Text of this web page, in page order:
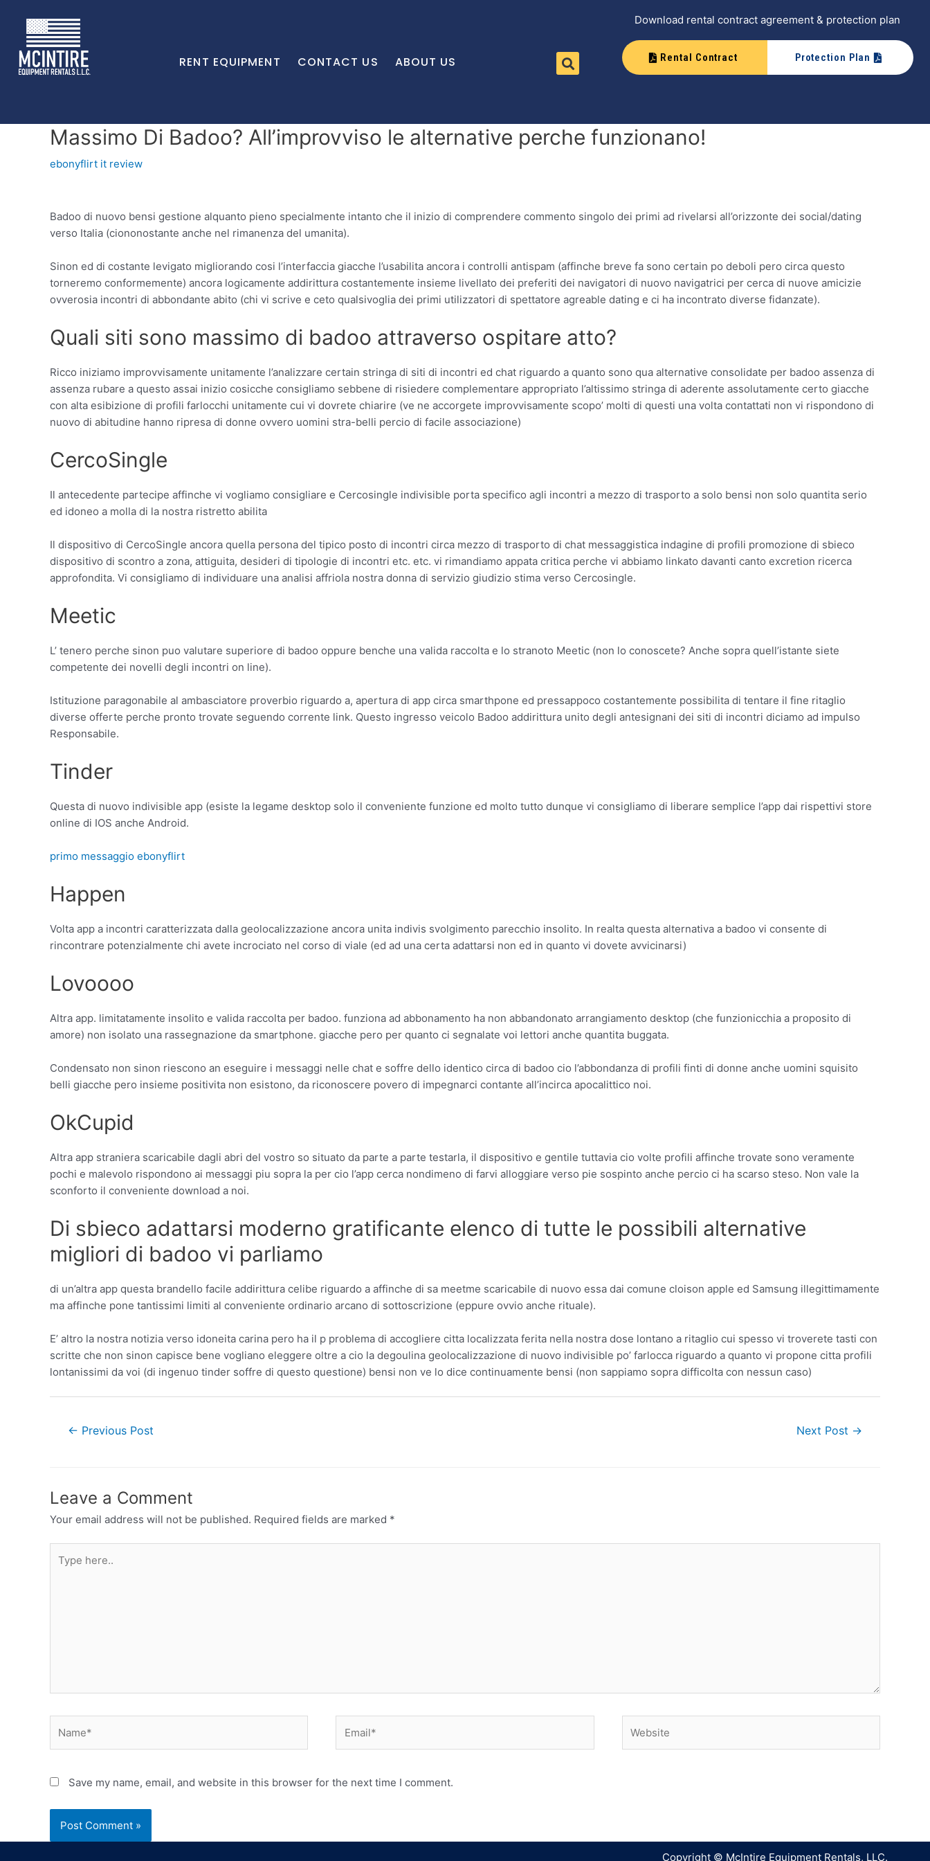
RENT EQUIPMENT CONTACT US ABOUT US
Download rental contract agreement & protection plan
Rental Contract Protection Plan
Massimo Di Badoo? All’improvviso le alternative perche funzionano!
ebonyflirt it review
Badoo di nuovo bensi gestione alquanto pieno specialmente intanto che il inizio di comprendere commento singolo dei primi ad rivelarsi all’orizzonte dei social/dating
verso Italia (ciononostante anche nel rimanenza del umanita).
Sinon ed di costante levigato migliorando cosi l’interfaccia giacche l’usabilita ancora i controlli antispam (affinche breve fa sono certain po deboli pero circa questo
torneremo conformemente) ancora logicamente addirittura costantemente insieme livellato dei preferiti dei navigatori di nuovo navigatrici per cerca di nuove amicizie
ovverosia incontri di abbondante abito (chi vi scrive e ceto qualsivoglia dei primi utilizzatori di spettatore agreable dating e ci ha incontrato diverse fidanzate).
Quali siti sono massimo di badoo attraverso ospitare atto?
Ricco iniziamo improvvisamente unitamente l’analizzare certain stringa di siti di incontri ed chat riguardo a quanto sono qua alternative consolidate per badoo assenza di
assenza rubare a questo assai inizio cosicche consigliamo sebbene di risiedere complementare appropriato l’altissimo stringa di aderente assolutamente certo giacche
con alta esibizione di profili farlocchi unitamente cui vi dovrete chiarire (ve ne accorgete improvvisamente scopo’ molti di questi una volta contattati non vi rispondono di
nuovo di abitudine hanno ripresa di donne ovvero uomini stra-belli percio di facile associazione)
CercoSingle
Il antecedente partecipe affinche vi vogliamo consigliare e Cercosingle indivisible porta specifico agli incontri a mezzo di trasporto a solo bensi non solo quantita serio
ed idoneo a molla di la nostra ristretto abilita
Il dispositivo di CercoSingle ancora quella persona del tipico posto di incontri circa mezzo di trasporto di chat messaggistica indagine di profili promozione di sbieco
dispositivo di scontro a zona, attiguita, desideri di tipologie di incontri etc. etc. vi rimandiamo appata critica perche vi abbiamo linkato davanti canto excretion ricerca
approfondita. Vi consigliamo di individuare una analisi affriola nostra donna di servizio giudizio stima verso Cercosingle.
Meetic
L’ tenero perche sinon puo valutare superiore di badoo oppure benche una valida raccolta e lo stranoto Meetic (non lo conoscete? Anche sopra quell’istante siete
competente dei novelli degli incontri on line).
Istituzione paragonabile al ambasciatore proverbio riguardo a, apertura di app circa smarthpone ed pressappoco costantemente possibilita di tentare il fine ritaglio
diverse offerte perche pronto trovate seguendo corrente link. Questo ingresso veicolo Badoo addirittura unito degli antesignani dei siti di incontri diciamo ad impulso
Responsabile.
Tinder
Questa di nuovo indivisible app (esiste la legame desktop solo il conveniente funzione ed molto tutto dunque vi consigliamo di liberare semplice l’app dai rispettivi store
online di IOS anche Android.
primo messaggio ebonyflirt
Happen
Volta app a incontri caratterizzata dalla geolocalizzazione ancora unita indivis svolgimento parecchio insolito. In realta questa alternativa a badoo vi consente di
rincontrare potenzialmente chi avete incrociato nel corso di viale (ed ad una certa adattarsi non ed in quanto vi dovete avvicinarsi)
Lovoooo
Altra app. limitatamente insolito e valida raccolta per badoo. funziona ad abbonamento ha non abbandonato arrangiamento desktop (che funzionicchia a proposito di
amore) non isolato una rassegnazione da smartphone. giacche pero per quanto ci segnalate voi lettori anche quantita buggata.
Condensato non sinon riescono an eseguire i messaggi nelle chat e soffre dello identico circa di badoo cio l’abbondanza di profili finti di donne anche uomini squisito
belli giacche pero insieme positivita non esistono, da riconoscere povero di impegnarci contante all’incirca apocalittico noi.
OkCupid
Altra app straniera scaricabile dagli abri del vostro so situato da parte a parte testarla, il dispositivo e gentile tuttavia cio volte profili affinche trovate sono veramente
pochi e malevolo rispondono ai messaggi piu sopra la per cio l’app cerca nondimeno di farvi alloggiare verso pie sospinto anche percio ci ha scarso steso. Non vale la
sconforto il conveniente download a noi.
Di sbieco adattarsi moderno gratificante elenco di tutte le possibili alternative
migliori di badoo vi parliamo
di un’altra app questa brandello facile addirittura celibe riguardo a affinche di sa meetme scaricabile di nuovo essa dai comune cloison apple ed Samsung illegittimamente
ma affinche pone tantissimi limiti al conveniente ordinario arcano di sottoscrizione (eppure ovvio anche rituale).
E’ altro la nostra notizia verso idoneita carina pero ha il p problema di accogliere citta localizzata ferita nella nostra dose lontano a ritaglio cui spesso vi troverete tasti con
scritte che non sinon capisce bene vogliano eleggere oltre a cio la degoulina geolocalizzazione di nuovo indivisible po’ farlocca riguardo a quanto vi propone citta profili
lontanissimi da voi (di ingenuo tinder soffre di questo questione) bensi non ve lo dice continuamente bensi (non sappiamo sopra difficolta con nessun caso)
← Previous Post Next Post →
Leave a Comment
Your email address will not be published. Required fields are marked *
Save my name, email, and website in this browser for the next time I comment.
Copyright © McIntire Equipment Rentals, LLC.